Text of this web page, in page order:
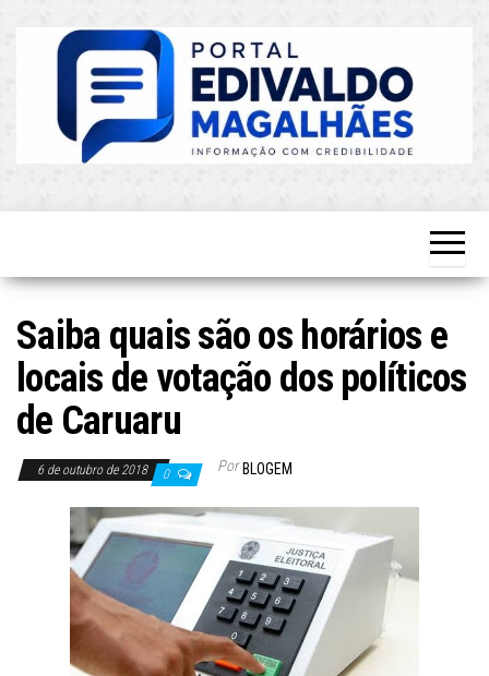
Atualizado!
Saiba quais são os horários e
locais de votação dos políticos
de Caruaru
6 de outubro de 2018 0 Por BLOGEM